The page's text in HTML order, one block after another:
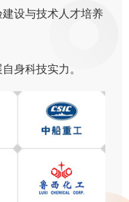
设与技术人才培养
身科技实力。